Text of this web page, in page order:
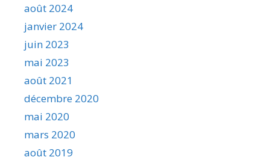
août 2024
janvier 2024
juin 2023
mai 2023
août 2021
décembre 2020
mai 2020
mars 2020
août 2019